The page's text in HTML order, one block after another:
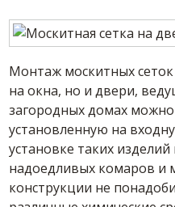
Монтаж москитных сеток
на окна, но и двери,
загородных домах можно
установленную на
установке таких
надоедливых комаров и
конструкции не